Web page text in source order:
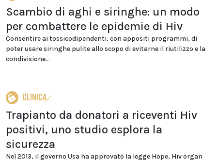
Scambio di aghi e siringhe: un modo
per combattere le epidemie di Hiv
Consentire ai tossicodipendenti, con appositi programmi, di
poter usare siringhe pulite allo scopo di evitarne il riutilizzo e la
condivisione...
CLINICA
Trapianto da donatori a riceventi Hiv
positivi, uno studio esplora la
sicurezza
Nel 2013, il governo Usa ha approvato la legge Hope, Hiv organ